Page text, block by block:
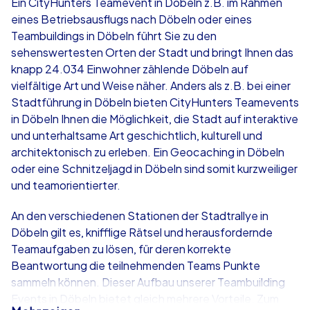
ab€49,99
iPad Tour
Döbeln
1,5-3,0 h 15-1,000
Krimi iPad
eines Betriebsausflugs nach Döbeln oder eines
Teambuildings in Döbeln führt Sie zu den
sehenswertesten Orten der Stadt und bringt Ihnen das
knapp 24.034 Einwohner zählende Döbeln auf
vielfältige Art und Weise näher. Anders als z.B. bei einer
Stadtführung in Döbeln bieten CityHunters Teamevents
in Döbeln Ihnen die Möglichkeit, die Stadt auf interaktive
und unterhaltsame Art geschichtlich, kulturell und
architektonisch zu erleben. Ein Geocaching in Döbeln
oder eine Schnitzeljagd in Döbeln sind somit kurzweiliger
und teamorientierter.
An den verschiedenen Stationen der Stadtrallye in
Döbeln gilt es, knifflige Rätsel und herausfordernde
Teamaufgaben zu lösen, für deren korrekte
Beantwortung die teilnehmenden Teams Punkte
sammeln können. Dieser Aufbau unserer Teambuilding